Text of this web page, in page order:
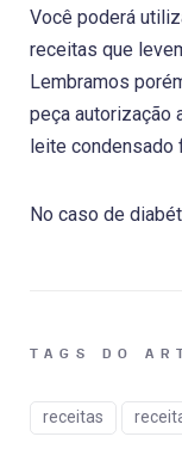
Você poderá
receitas que
Lembramos
peça autorização
leite condensado
No caso de
TAGS DO
receitas